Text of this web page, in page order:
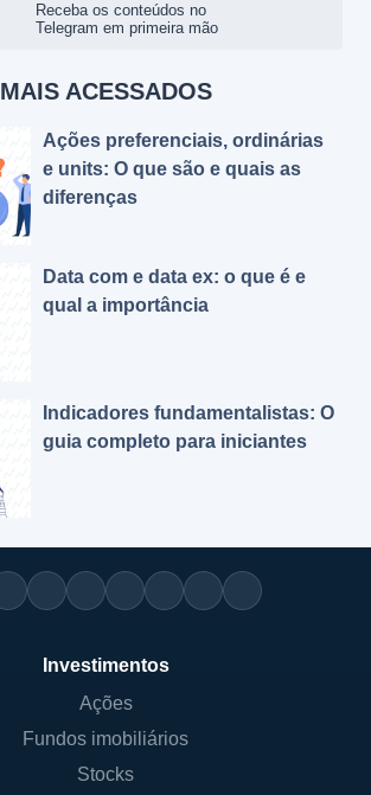
Receba os conteúdos no
Telegram em primeira mão
MAIS ACESSADOS
Ações preferenciais, ordinárias
e units: O que são e quais as
diferenças
Data com e data ex: o que é e
qual a importância
Indicadores fundamentalistas: O
guia completo para iniciantes
Investimentos
Ações
Fundos imobiliários
Stocks